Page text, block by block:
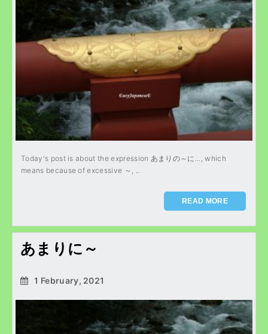
Today's post is about the expression あまりの～に..., which
means because of excessive ～, ..
READ MORE
あまりに～
1 February, 2021